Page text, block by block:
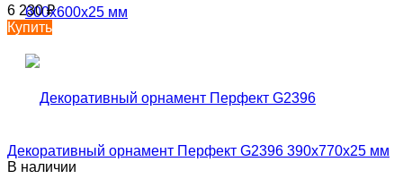
6 230₽
Купить
Декоративный орнамент Перфект G2396 390х770х25 мм
В наличии